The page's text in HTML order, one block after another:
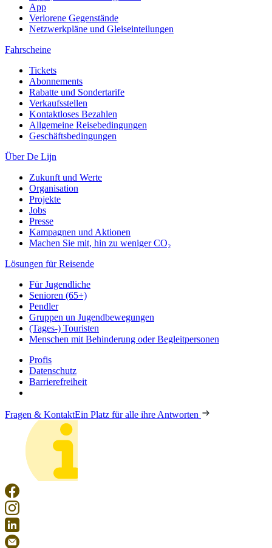
App
Verlorene Gegenstände
Netzwerkpläne und Gleiseinteilungen
Fahrscheine
Tickets
Abonnements
Rabatte und Sondertarife
Verkaufsstellen
Kontaktloses Bezahlen
Allgemeine Reisebedingungen
Geschäftsbedingungen
Über De Lijn
Zukunft und Werte
Organisation
Projekte
Jobs
Presse
Kampagnen und Aktionen
Machen Sie mit, hin zu weniger CO₂
Lösungen für Reisende
Für Jugendliche
Senioren (65+)
Pendler
Gruppen un Jugendbewegungen
(Tages-) Touristen
Menschen mit Behinderung oder Begleitpersonen
Profis
Datenschutz
Barrierefreiheit
Fragen & KontaktEin Platz für alle ihre Antworten